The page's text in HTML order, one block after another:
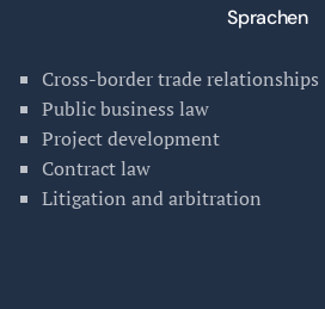
Sprachen
Cross-border trade relationships
Public business law
Project development
Contract law
Litigation and arbitration